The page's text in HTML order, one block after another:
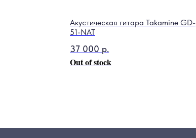
Акустическая гитара Takamine GD-
51-NAT
37 000 р.
Out of stock